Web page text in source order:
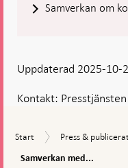
Samverkan om
Kontakt:
Uppdaterad 2025-10-
Start
Start
Press
publicerat
Press & publicerat
Samverkan
Samverkan med...